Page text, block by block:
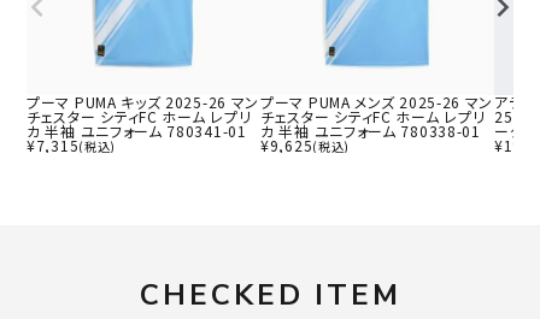
プーマ PUMA キッズ 2025-26 マン
チェスター シティFC ホーム レプリ
カ 半袖 ユニフォーム 780341-01
¥7,315(税込)
プーマ PUMA メンズ 2025-26 マン
チェスター シティFC ホーム レプリ
カ 半袖 ユニフォーム 780338-01
¥9,625(税込)
アデ
25 ホ
ーグ
¥
CHECKED ITEM